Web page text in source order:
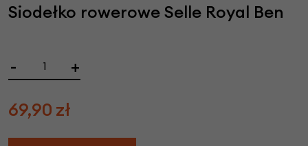
Siodełko rowerowe Selle Royal Ben
- +
69,90 zł